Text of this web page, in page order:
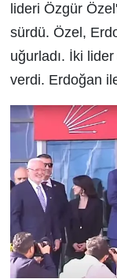
lideri Özgür
sürdü. Özel,
uğurladı. İki
verdi. Erdoğan